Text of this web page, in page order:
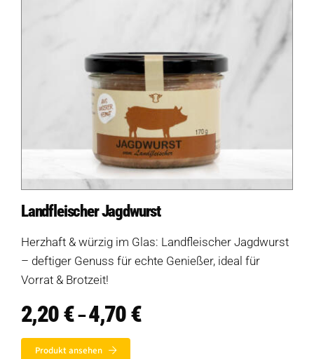
Landfleischer Jagdwurst
Herzhaft & würzig im Glas: Landfleischer Jagdwurst
– deftiger Genuss für echte Genießer, ideal für
Vorrat & Brotzeit!
2,20€ –4,70€Preisspanne:
2,20 €
Produkt ansehen